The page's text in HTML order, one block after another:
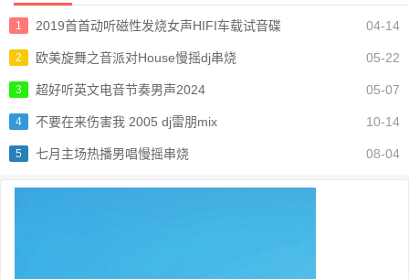
04-14
1 2019首首动听磁性发烧女声HIFI车载试音碟
05-22
2 欧美旋舞之音派对House慢摇dj串烧
05-07
3 超好听英文电音节奏男声2024
10-14
4 不要在来伤害我 2005 dj雷朋mix
08-04
5 七月主场热播男唱慢摇串烧